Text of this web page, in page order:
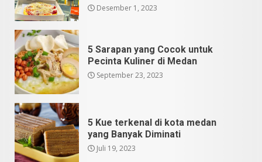
Desember 1, 2023
5 Sarapan yang Cocok untuk
Pecinta Kuliner di Medan
September 23, 2023
5 Kue terkenal di kota medan
yang Banyak Diminati
Juli 19, 2023